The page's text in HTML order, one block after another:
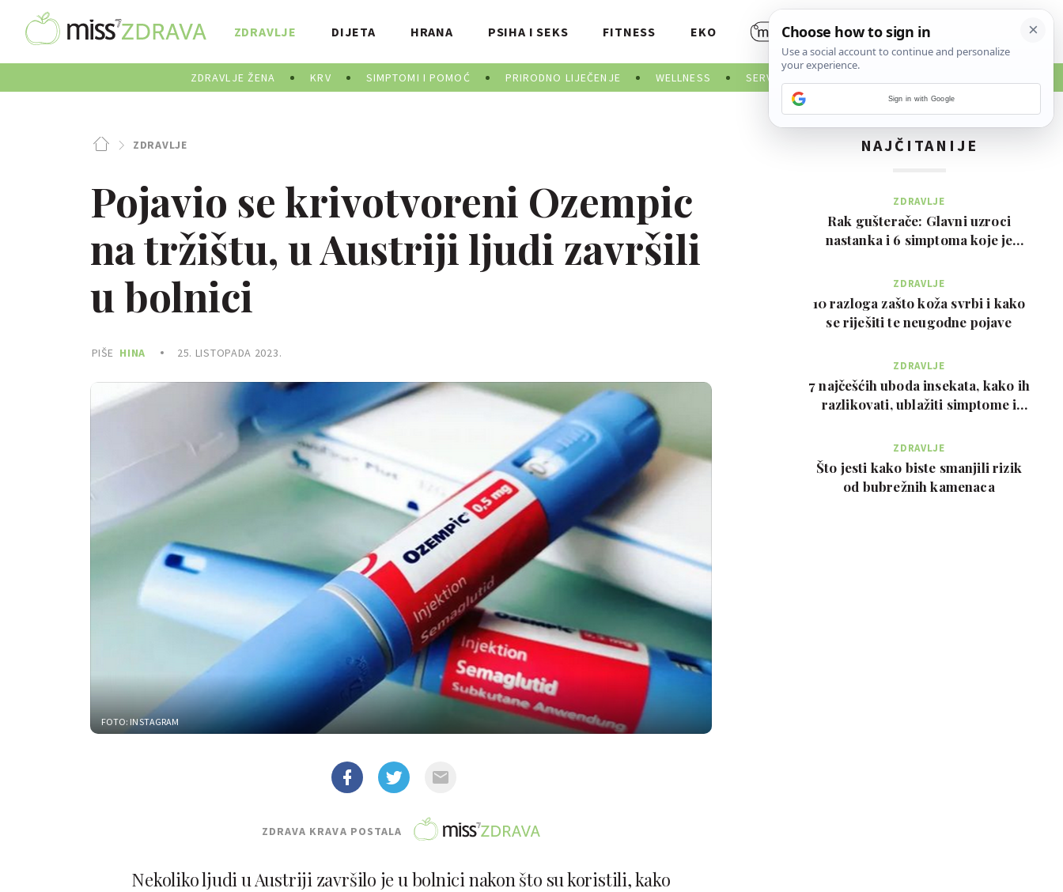
ZDRAVLJE
ZDRAVLJE ŽENA KRV SIMPTOMI I POMOĆ PRIRODNO LIJEČENJE WELLNESS SERVISNE INFORMACIJE
DIJETA HRANA PSIHA I SEKS FITNESS EKO
ZDRAVLJE
Pojavio se krivotvoreni Ozempic
na tržištu, u Austriji ljudi završili
u bolnici
PIŠE HINA 25. LISTOPADA 2023.
FOTO: INSTAGRAM
ZDRAVA KRAVA POSTALA
Nekoliko ljudi u Austriji završilo je u bolnici nakon što su koristili, kako
NAJČITANIJE
ZDRAVLJE
Rak gušterače: Glavni uzroci
nastanka i 6 simptoma koje je
ZDRAVLJE
10 razloga zašto koža svrbi i kako
se riješiti te neugodne pojave
ZDRAVLJE
7 najčešćih uboda insekata, kako ih
razlikovati, ublažiti simptome i
ZDRAVLJE
Što jesti kako biste smanjili rizik
od bubrežnih kamenaca
Sign in with Google